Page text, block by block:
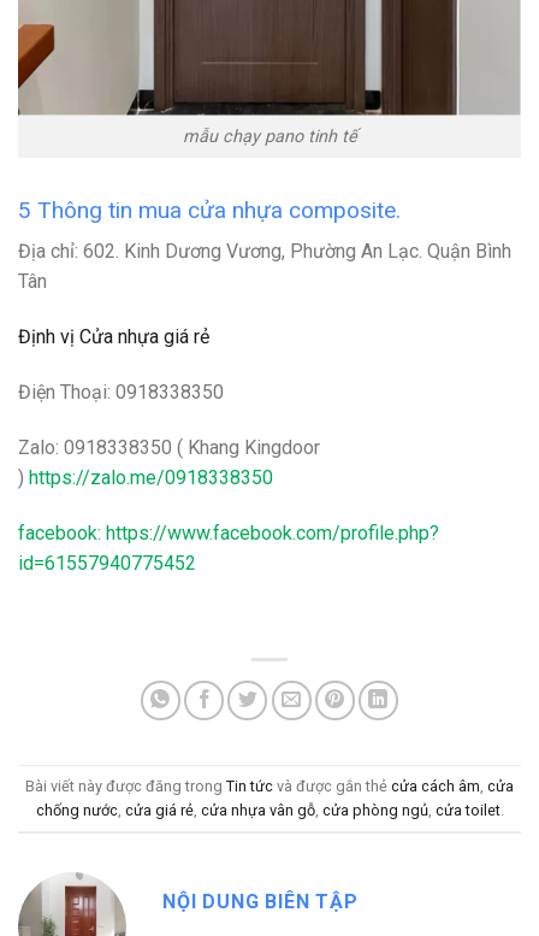
mẫu chạy pano tinh tế
5 Thông tin mua cửa nhựa composite.
Địa chỉ: 602. Kinh Dương Vương, Phường An Lạc. Quận Bình
Tân
Định vị Cửa nhựa giá rẻ
Điện Thoại: 0918338350
Zalo: 0918338350 ( Khang Kingdoor
) https://zalo.me/0918338350
facebook: https://www.facebook.com/profile.php?
id=61557940775452
Bài viết này được đăng trong Tin tức và được gắn thẻ cửa cách âm cửa
chống nước, cửa giá rẻ, cửa nhựa vân gỗ, cửa phòng ngủ, cửa toilet.
NỘI DUNG BIÊN TẬP